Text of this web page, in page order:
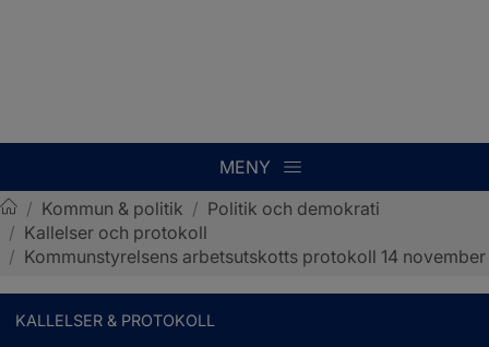
MENY
Sotenäs kommun
/ Kommun & politik / Politik och demokrati
/ Kallelser och protokoll
/ Kommunstyrelsens arbetsutskotts protokoll 14 november
KALLELSER & PROTOKOLL